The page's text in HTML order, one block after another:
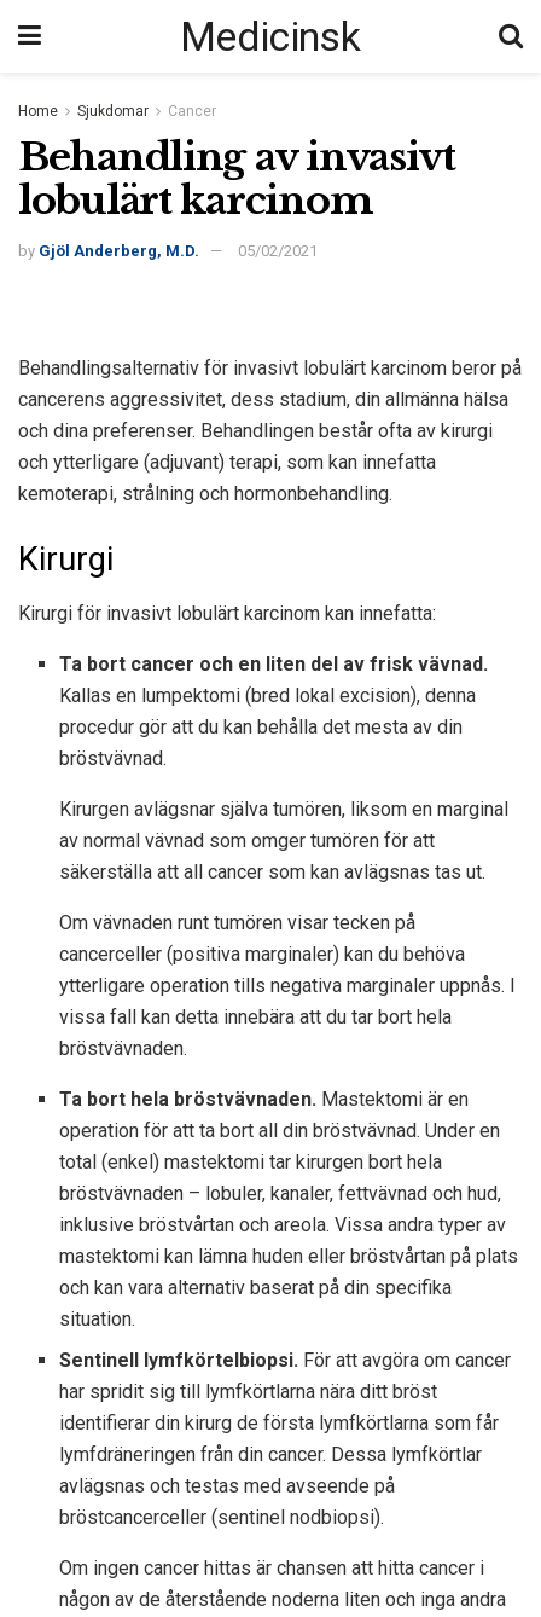
Medicinsk
Home Sjukdomar Cancer
Behandling av invasivt
lobulärt karcinom
by Gjöl Anderberg, M.D. 05/02/2021
Behandlingsalternativ för invasivt lobulärt karcinom beror på
cancerens aggressivitet, dess stadium, din allmänna hälsa
och dina preferenser. Behandlingen består ofta av kirurgi
och ytterligare (adjuvant) terapi, som kan innefatta
kemoterapi, strålning och hormonbehandling.
Kirurgi
Kirurgi för invasivt lobulärt karcinom kan innefatta:
Ta bort cancer och en liten del av frisk vävnad.
Kallas en lumpektomi (bred lokal excision), denna
procedur gör att du kan behålla det mesta av din
bröstvävnad.
Kirurgen avlägsnar själva tumören, liksom en marginal
av normal vävnad som omger tumören för att
säkerställa att all cancer som kan avlägsnas tas ut.
Om vävnaden runt tumören visar tecken på
cancerceller (positiva marginaler) kan du behöva
ytterligare operation tills negativa marginaler uppnås. I
vissa fall kan detta innebära att du tar bort hela
bröstvävnaden.
Ta bort hela bröstvävnaden. Mastektomi är en
operation för att ta bort all din bröstvävnad. Under en
total (enkel) mastektomi tar kirurgen bort hela
bröstvävnaden – lobuler, kanaler, fettvävnad och hud,
inklusive bröstvårtan och areola. Vissa andra typer av
mastektomi kan lämna huden eller bröstvårtan på plats
och kan vara alternativ baserat på din specifika
situation.
Sentinell lymfkörtelbiopsi. För att avgöra om cancer
har spridit sig till lymfkörtlarna nära ditt bröst
identifierar din kirurg de första lymfkörtlarna som får
lymfdräneringen från din cancer. Dessa lymfkörtlar
avlägsnas och testas med avseende på
bröstcancerceller (sentinel nodbiopsi).
Om ingen cancer hittas är chansen att hitta cancer i
någon av de återstående noderna liten och inga andra